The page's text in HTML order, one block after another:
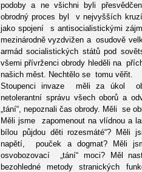
podoby a ne všichni byli
obrodný proces byl v nejvyšších
jako spojení s antisocialistickými
mezinárodně vyzdvižen a osudově
armád socialistických států pod
všemi přívrženci obrody hleděli na
našich měst. Nechtělo se tomu
Stoupenci invaze měli za úkol
netolerantní správu všech oborů a
„tání“, nepoznali čas obrody. Měli se
Měli jsme zapomenout na vlídnou a
bílou půjdou děti rozesmáté“?
napětí, pouček a dogmat? Měli
osvobozovací „tání“ moci? Měl
bezohledné metody stranických